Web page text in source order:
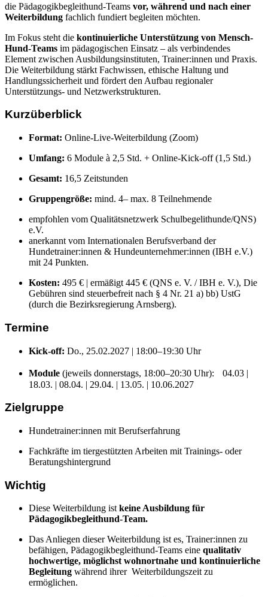
die Pädagogikbegleithund-Teams vor, während und nach einer
Weiterbildung fachlich fundiert begleiten möchten.
Im Fokus steht die kontinuierliche Unterstützung von Mensch-
Hund-Teams im pädagogischen Einsatz – als verbindendes
Element zwischen Ausbildungsinstituten, Trainer:innen und Praxis.
Die Weiterbildung stärkt Fachwissen, ethische Haltung und
Handlungssicherheit und fördert den Aufbau regionaler
Unterstützungs- und Netzwerkstrukturen.
Kurzüberblick
Format: Online-Live-Weiterbildung (Zoom)
Umfang: 6 Module à 2,5 Std. + Online-Kick-off (1,5 Std.)
Gesamt: 16,5 Zeitstunden
Gruppengröße: mind. 4– max. 8 Teilnehmende
empfohlen vom Qualitätsnetzwerk Schulbegelithunde/QNS)
e.V.
anerkannt vom Internationalen Berufsverband der
Hundetrainer:innen & Hundeunternehmer:innen (IBH e.V.)
mit 24 Punkten.
Kosten: 495 € | ermäßigt 445 € (QNS e. V. / IBH e. V.), Die
Gebühren sind steuerbefreit nach § 4 Nr. 21 a) bb) UstG
(durch die Bezirksregierung Arnsberg).
Termine
Kick-off: Do., 25.02.2027 | 18:00–19:30 Uhr
Module (jeweils donnerstags, 18:00–20:30 Uhr): 04.03 |
18.03. | 08.04. | 29.04. | 13.05. | 10.06.2027
Zielgruppe
Hundetrainer:innen mit Berufserfahrung
Fachkräfte im tiergestützten Arbeiten mit Trainings- oder
Beratungshintergrund
Wichtig
Diese Weiterbildung ist keine Ausbildung für
Pädagogikbegleithund-Team.
Das Anliegen dieser Weiterbildung ist es, Trainer:innen zu
befähigen, Pädagogikbegleithund-Teams eine qualitativ
hochwertige, möglichst wohnortnahe und kontinuierliche
Begleitung während ihrer Weiterbildungszeit zu
ermöglichen.